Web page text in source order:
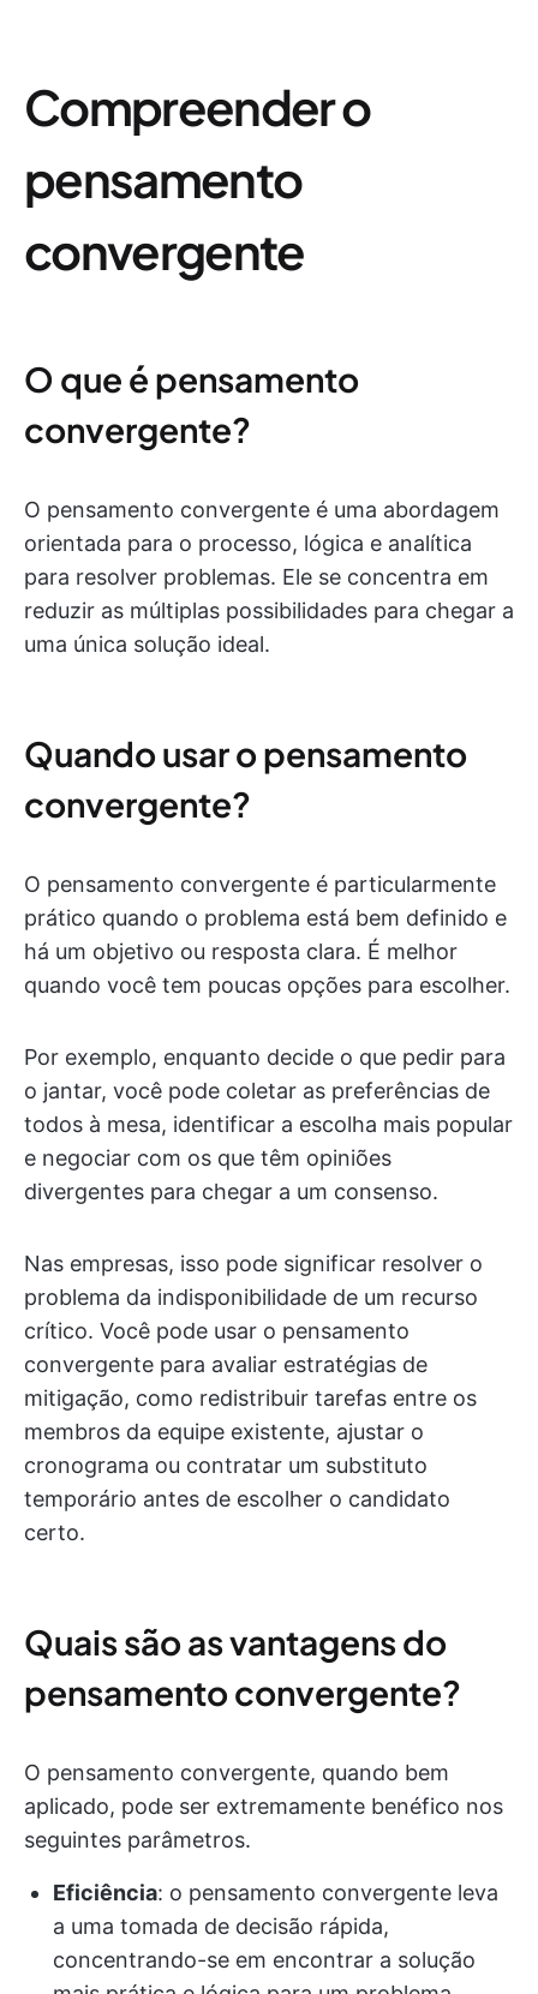
Compreender o
pensamento
convergente
O que é pensamento
convergente?
O pensamento convergente é uma abordagem
orientada para o processo, lógica e analítica
para resolver problemas. Ele se concentra em
reduzir as múltiplas possibilidades para chegar a
uma única solução ideal.
Quando usar o pensamento
convergente?
O pensamento convergente é particularmente
prático quando o problema está bem definido e
há um objetivo ou resposta clara. É melhor
quando você tem poucas opções para escolher.
Por exemplo, enquanto decide o que pedir para
o jantar, você pode coletar as preferências de
todos à mesa, identificar a escolha mais popular
e negociar com os que têm opiniões
divergentes para chegar a um consenso.
Nas empresas, isso pode significar resolver o
problema da indisponibilidade de um recurso
crítico. Você pode usar o pensamento
convergente para avaliar estratégias de
mitigação, como redistribuir tarefas entre os
membros da equipe existente, ajustar o
cronograma ou contratar um substituto
temporário antes de escolher o candidato
certo.
Quais são as vantagens do
pensamento convergente?
O pensamento convergente, quando bem
aplicado, pode ser extremamente benéfico nos
seguintes parâmetros.
Eficiência: o pensamento convergente leva
a uma tomada de decisão rápida,
concentrando-se em encontrar a solução